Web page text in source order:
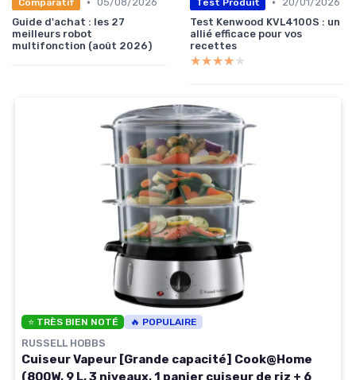
Guide d'achat : les 27
meilleurs robot
multifonction (août 2026)
Test Kenwood KVL4100S : un
allié efficace pour vos
recettes
★★★★★
★★★★★
⭐ TRÈS BIEN NOTÉ 🔥 POPULAIRE
RUSSELL HOBBS
Cuiseur Vapeur [Grande capacité] Cook@Home
(800W, 9 L, 3 niveaux, 1 panier cuiseur de riz + 6